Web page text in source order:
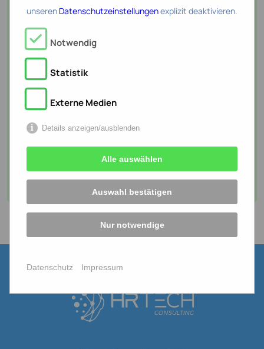
Oder möchten Sie
direkt einen Termin
vereinbaren?
Nutzen Sie unseren Online-Kalender
für ein unverbindliches
Erstgespräch.
Termin vereinbaren
unseren Datenschutzeinstellungenexplizit deaktivieren.
Notwendig
Statistik
Externe Medien
Details anzeigen/ausblenden
Nur notwendige
Auswahl bestätigen
Alle auswählen
Datenschutz Impressum